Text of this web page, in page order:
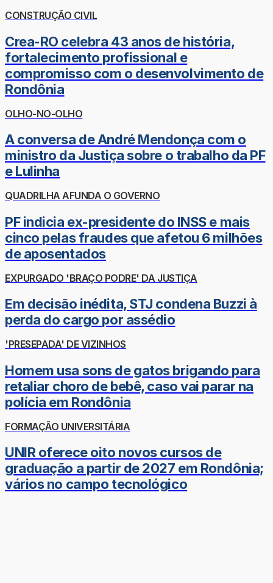
CONSTRUÇÃO CIVIL
Crea-RO celebra 43 anos de história,
fortalecimento profissional e
compromisso com o desenvolvimento de
Rondônia
OLHO-NO-OLHO
A conversa de André Mendonça com o
ministro da Justiça sobre o trabalho da PF
e Lulinha
QUADRILHA AFUNDA O GOVERNO
PF indicia ex-presidente do INSS e mais
cinco pelas fraudes que afetou 6 milhões
de aposentados
EXPURGADO 'BRAÇO PODRE' DA JUSTIÇA
Em decisão inédita, STJ condena Buzzi à
perda do cargo por assédio
'PRESEPADA' DE VIZINHOS
Homem usa sons de gatos brigando para
retaliar choro de bebê, caso vai parar na
polícia em Rondônia
FORMAÇÃO UNIVERSITÁRIA
UNIR oferece oito novos cursos de
graduação a partir de 2027 em Rondônia;
vários no campo tecnológico